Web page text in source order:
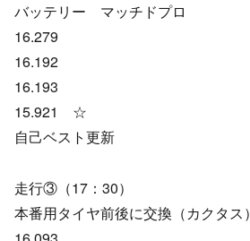
バッテリー マッチドプロ
16.279
16.192
16.193
15.921 ☆
自己ベスト更新
走行③（17：30）
本番用タイヤ前後に交換（カクタス）